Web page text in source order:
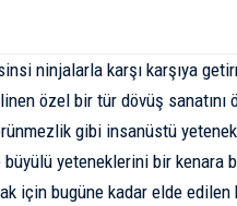
ninjalarla karşı karşıya
özel bir tür dövüş
gibi insanüstü
yeteneklerini bir kenara
için bugüne kadar elde